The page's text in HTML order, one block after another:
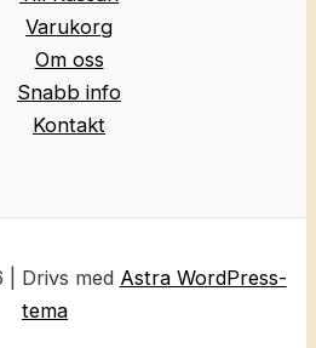
Varukorg
Om oss
Snabb info
Kontakt
Drivs med Astra WordPress-
tema